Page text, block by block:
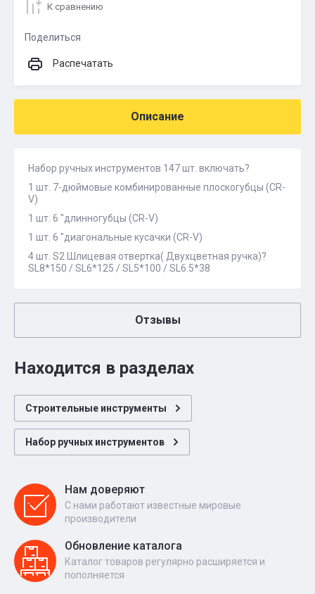
К сравнению
Поделиться
Распечатать
Описание
Набор ручных инструментов 147 шт. включать?
1 шт. 7-дюймовые комбинированные плоскогубцы (CR-
V)
1 шт. 6 "длинногубцы (CR-V)
1 шт. 6 "диагональные кусачки (CR-V)
4 шт. S2 Шлицевая отвертка( Двухцветная ручка)?
SL8*150 / SL6*125 / SL5*100 / SL6.5*38
Отзывы
Находится в разделах
Строительные инструменты
Набор ручных инструментов
Нам доверяют
С нами работают известные мировые
производители
Обновление каталога
Каталог товаров регулярно расширяется и
пополняется